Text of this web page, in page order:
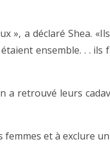
», a déclaré Shea.
ensemble. . .
a retrouvé leurs
et à exclure